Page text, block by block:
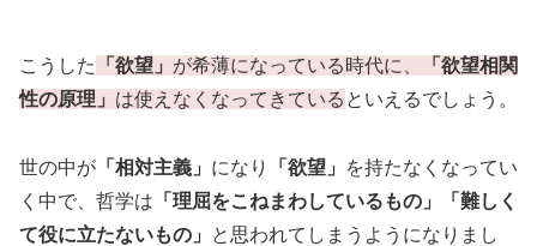
こうした 「欲望」 が希薄になっている時代に、
「欲望相関
性の原理」 は使えなくなってきている といえるでしょう。
世の中が 「相対主義」 になり 「欲望」
を持たなくなってい
く中で、哲学は 「理屈をこねまわしているもの」「難しく
て役に立たないもの」
と思われてしまうようになりまし